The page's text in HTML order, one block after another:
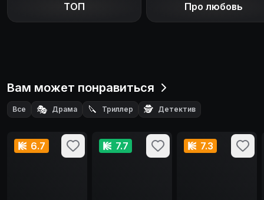
ТОП Про любовь
Вам может понравиться
Все 🎭 Драма 🔪 Триллер 🕵️ Детектив
6.7 7.7 7.3